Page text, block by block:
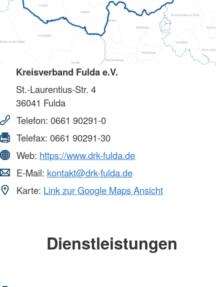
Kreisverband Fulda e.V.
St.-Laurentius-Str. 4
36041 Fulda
Telefon: 0661 90291-0
Telefax: 0661 90291-30
Web: https://www.drk-fulda.de
E-Mail: kontakt@drk-fulda.de
Karte: Link zur Google Maps Ansicht
Dienstleistungen